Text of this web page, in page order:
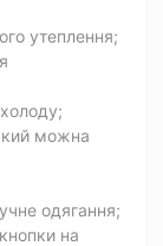
утеплення;
можна
одягання;
на